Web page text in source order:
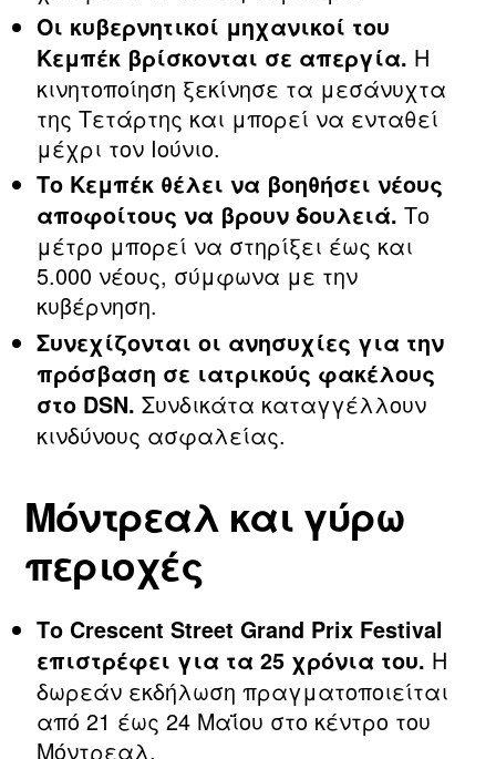
Οι κυβερνητικοί μηχανικοί του
Κεμπέκ βρίσκονται σε απεργία. Η
κινητοποίηση ξεκίνησε τα μεσάνυχτα
της Τετάρτης και μπορεί να ενταθεί
μέχρι τον Ιούνιο.
Το Κεμπέκ θέλει να βοηθήσει νέους
αποφοίτους να βρουν δουλειά. Το
μέτρο μπορεί να στηρίξει έως και
5.000 νέους, σύμφωνα με την
κυβέρνηση.
Συνεχίζονται οι ανησυχίες για την
πρόσβαση σε ιατρικούς φακέλους
στο DSN. Συνδικάτα καταγγέλλουν
κινδύνους ασφαλείας.
Μόντρεαλ και γύρω
περιοχές
Το Crescent Street Grand Prix Festival
επιστρέφει για τα 25 χρόνια του. Η
δωρεάν εκδήλωση πραγματοποιείται
από 21 έως 24 Μαΐου στο κέντρο του
Μόντρεαλ.